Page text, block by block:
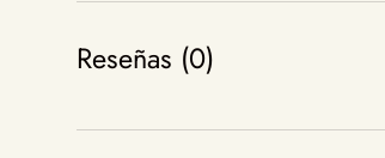
Reseñas (0)